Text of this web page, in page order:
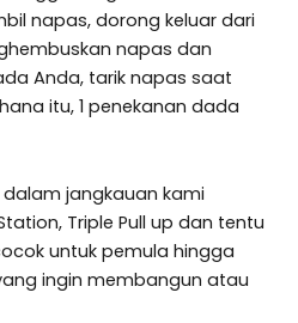
napas, dorong keluar dari
napas dan
Anda, tarik napas saat
itu, 1 penekanan dada
jangkauan kami
Triple Pull up dan tentu
untuk pemula hingga
ingin membangun atau